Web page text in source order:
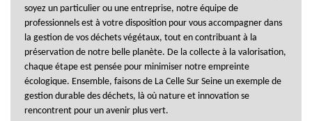
soyez un particulier ou une entreprise, notre équipe de
professionnels est à votre disposition pour vous accompagner dans
la gestion de vos déchets végétaux, tout en contribuant à la
préservation de notre belle planète. De la collecte à la valorisation,
chaque étape est pensée pour minimiser notre empreinte
écologique. Ensemble, faisons de La Celle Sur Seine un exemple de
gestion durable des déchets, là où nature et innovation se
rencontrent pour un avenir plus vert.